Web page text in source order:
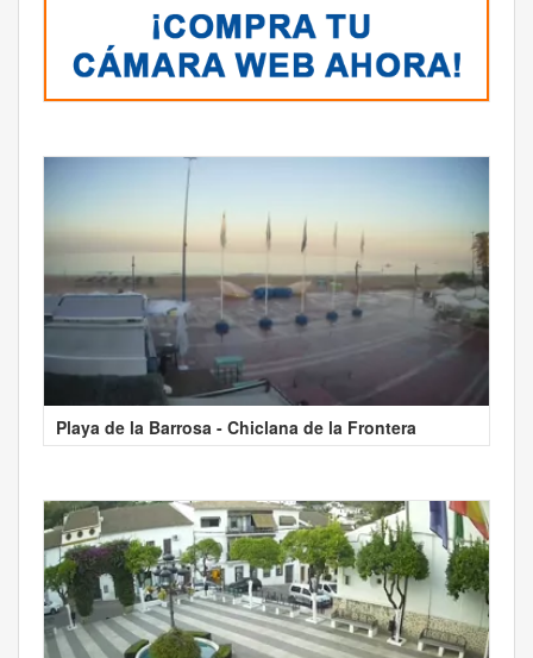
Playa de la Barrosa - Chiclana de la Frontera